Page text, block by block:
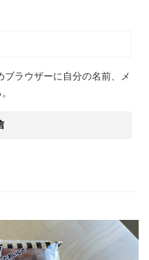
ラウザーに自分の名前、メ